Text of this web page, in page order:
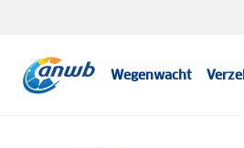
Wegenwacht